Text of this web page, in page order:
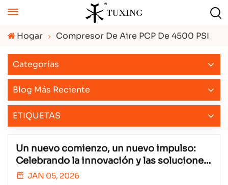
Hogar Compresor De Aire PCP De 4500 PSI
Categorías
Blog Más Reciente
ETIQUETAS
Un nuevo comienzo, un nuevo impulso:
Celebrando la innovación y las soluciones
personalizadas en el nuevo año
JAN 05, 2026